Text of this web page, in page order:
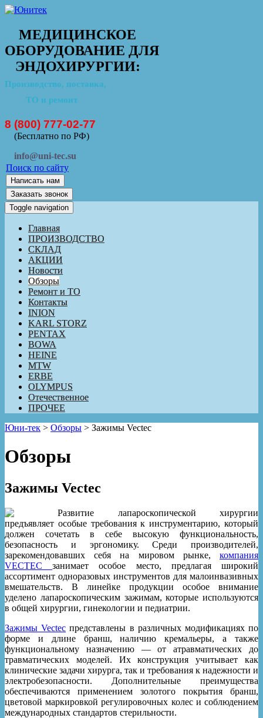
МЕДИЦИНСКОЕ
ОБОРУДОВАНИЕ ДЛЯ
ЭНДОХИРУРГИИ:
Производство, поставка,
ТО и ремонт
8 (800) 777-02-77
(Бесплатно по РФ)
info@uni-tec.su
Поиск по сайту
Написать нам
Заказать звонок
Toggle navigation
Главная
ПРОИЗВОДСТВО
СКЛАД
АКЦИИ
Новости
Обзоры
Ремонт и ТО
Контакты
INION
KARL STORZ
PENTAX
BOWA
HEINE
MTW
ERBE
OLYMPUS
Отечественное
ПРОЧЕЕ
Юни-тек > Обзоры > Зажимы Vectec
Обзоры
Зажимы Vectec
Развитие лапароскопической хирургии
предъявляет особые требования к инструментарию, который
должен сочетать в себе высокую функциональность,
безопасность и эргономику. Среди производителей,
зарекомендовавших себя на мировом рынке, компания
VECTECзанимает особое место, предлагая широкий
ассортимент одноразовых инструментов для малоинвазивных
вмешательств. В линейке продукции особое внимание
уделено лапароскопическим зажимам, которые используются
в общей хирургии, гинекологии и педиатрии.
Зажимы Vectec представлены в различных модификациях по
форме и длине бранш, наличию кремальеры, а также
функциональному назначению — от атравматических до
травматических моделей. Их конструкция учитывает как
клинические задачи хирурга, так и требования к надежности и
электробезопасности. Дополнительные преимущества
обеспечиваются применением золотого покрытия бранш,
цветовой маркировкой регулировочных колес и соблюдением
международных стандартов стерильности.